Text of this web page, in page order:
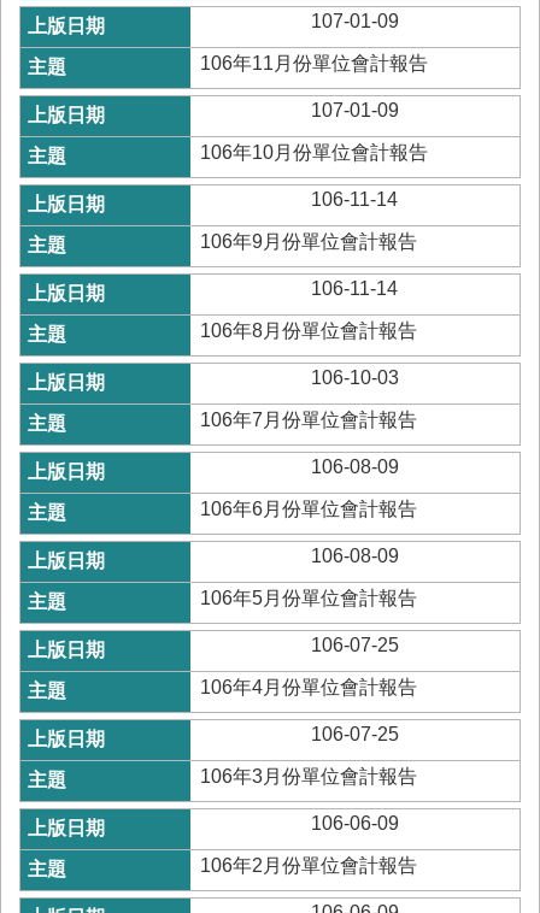
訊
服
務
消
防
宣
導
民
力
園
地
接
受
贈
與
公
開
徵
信
網
站
導
覽
回
臺
南
市
政
網
站
107-01-09
106年11月份單位會計報告
107-01-09
106年10月份單位會計報告
106-11-14
106年9月份單位會計報告
106-11-14
106年8月份單位會計報告
106-10-03
106年7月份單位會計報告
106-08-09
106年6月份單位會計報告
106-08-09
106年5月份單位會計報告
106-07-25
106年4月份單位會計報告
106-07-25
106年3月份單位會計報告
106-06-09
106年2月份單位會計報告